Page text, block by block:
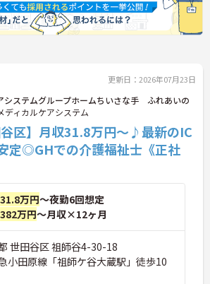
キャリア支援】
を展開し連続増収を続ける安
りがしっかり評価される風通
軽減と働きやすさ】
ム導入により夜勤時の巡視の
います
ては誰でも使いこなせるよう
ています
福利厚生】
などご家族の生活もサポート
います
同じ食事が食べられる食事補助
・徒歩や自転車の通勤手当も用
更新日：2026年07月23日
システムグループホームちいさな手 ふれあいの
ディカルケアシステム
谷区】月収31.8万円～♪最新のIC
定◎GHでの介護福祉士《正社
31.8万円～夜勤6回想定
382万円～月収×12ヶ月
世田谷区 祖師谷4-30-18
小田原線「祖師ケ谷大蔵駅」徒歩10